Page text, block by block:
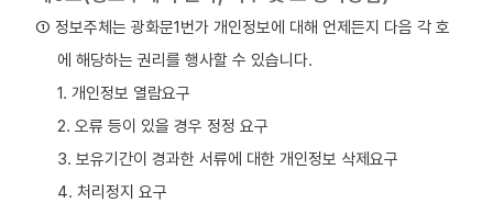
① 정보주체는 광화문1번가 개인정보에 대해 언제든지 다음 각 호
에 해당하는 권리를 행사할 수 있습니다.
1. 개인정보 열람요구
2. 오류 등이 있을 경우 정정 요구
3. 보유기간이 경과한 서류에 대한 개인정보 삭제요구
4. 처리정지 요구